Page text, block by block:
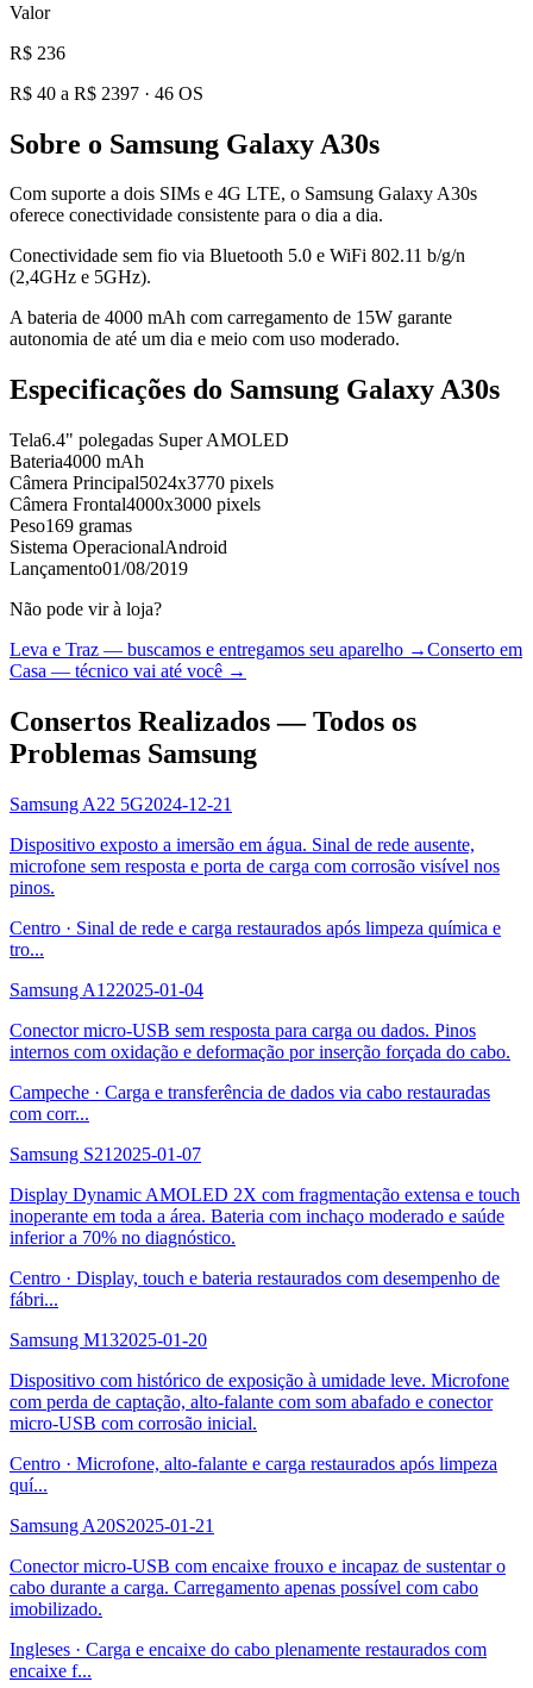
Valor
R$ 236
R$ 40 a R$ 2397 · 46 OS
Sobre o Samsung Galaxy A30s
Com suporte a dois SIMs e 4G LTE, o Samsung Galaxy A30s
oferece conectividade consistente para o dia a dia.
Conectividade sem fio via Bluetooth 5.0 e WiFi 802.11 b/g/n
(2,4GHz e 5GHz).
A bateria de 4000 mAh com carregamento de 15W garante
autonomia de até um dia e meio com uso moderado.
Especificações do Samsung Galaxy A30s
Tela6.4" polegadas Super AMOLED
Bateria4000 mAh
Câmera Principal5024x3770 pixels
Câmera Frontal4000x3000 pixels
Peso169 gramas
Sistema OperacionalAndroid
Lançamento01/08/2019
Não pode vir à loja?
Leva e Traz — buscamos e entregamos seu aparelho →Conserto em
Casa — técnico vai até você →
Consertos Realizados — Todos os
Problemas Samsung
Samsung A22 5G2024-12-21
Dispositivo exposto a imersão em água. Sinal de rede ausente,
microfone sem resposta e porta de carga com corrosão visível nos
pinos.
Centro · Sinal de rede e carga restaurados após limpeza química e
tro...
Samsung A122025-01-04
Conector micro-USB sem resposta para carga ou dados. Pinos
internos com oxidação e deformação por inserção forçada do cabo.
Campeche · Carga e transferência de dados via cabo restauradas
com corr...
Samsung S21 2025-01-07
Display Dynamic AMOLED 2X com fragmentação extensa e touch
inoperante em toda a área. Bateria com inchaço moderado e saúde
inferior a 70% no diagnóstico.
Centro · Display, touch e bateria restaurados com desempenho de
fábri...
Samsung M132025-01-20
Dispositivo com histórico de exposição à umidade leve. Microfone
com perda de captação, alto-falante com som abafado e conector
micro-USB com corrosão inicial.
Centro · Microfone, alto-falante e carga restaurados após limpeza
quí...
Samsung A20S2025-01-21
Conector micro-USB com encaixe frouxo e incapaz de sustentar o
cabo durante a carga. Carregamento apenas possível com cabo
imobilizado.
Ingleses · Carga e encaixe do cabo plenamente restaurados com
encaixe f...